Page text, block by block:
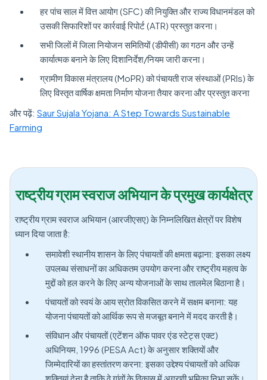
हर पांच साल में वित्त आयोग (SFC) की नियुक्ति और राज्य विधानमंडल को
उसकी सिफारिशों पर कार्रवाई रिपोर्ट (ATR) प्रस्तुत करना।
सभी जिलों में जिला नियोजन समितियों (डीपीसी) का गठन और उन्हें
कार्यात्मक बनाने के लिए दिशानिर्देश/नियम जारी करना।
ग्रामीण विकास मंत्रालय (MoPR) को पंचायती राज संस्थाओं (PRIs) के
लिए विस्तृत वार्षिक क्षमता निर्माण योजना तैयार करना और प्रस्तुत करना
और पढ़ें: Saur Sujala Yojana: A Step Towards Sustainable
Farming
राष्ट्रीय ग्राम स्वराज अभियान के प्रमुख कार्यक्षेत्र
राष्ट्रीय ग्राम स्वराज अभियान (आरजीएसए) के निम्नलिखित क्षेत्रों पर विशेष
ध्यान दिया जाता है:
समावेशी स्थानीय शासन के लिए पंचायतों की क्षमता बढ़ाना: इसका लक्ष्य
उपलब्ध संसाधनों का अधिकतम उपयोग करना और राष्ट्रीय महत्व के
मुद्दों को हल करने के लिए अन्य योजनाओं के साथ तालमेल बिठाना है।
पंचायतों को स्वयं के आय स्रोत विकसित करने में सक्षम बनाना: यह
योजना पंचायतों को आर्थिक रूप से मजबूत बनाने में मदद करती है।
संविधान और पंचायतों (एटेंशन ऑफ पावर एंड स्टेट्स एक्ट)
अधिनियम, 1996 (PESA Act) के अनुसार शक्तियों और
जिम्मेदारियों का हस्तांतरण करना: इसका उद्देश्य पंचायतों को अधिक